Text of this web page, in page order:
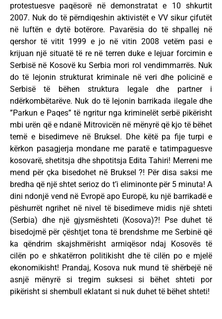
protestuesve paqësorë në demonstratat e 10 shkurtit
2007. Nuk do të përndiqeshin aktivistët e VV sikur çifutët
në luftën e dytë botërore. Pavarësia do të shpallej në
qershor të vitit 1999 e jo në vitin 2008 vetëm pasi e
krijuan një situatë të re në terren duke e lejuar forcimin e
Serbisë në Kosovë ku Serbia mori rol vendimmarrës. Nuk
do të lejonin strukturat kriminale në veri dhe policinë e
Serbisë të bëhen struktura legale dhe partner i
ndërkombëtarëve. Nuk do të lejonin barrikada ilegale dhe
”Parkun e Paqes” të ngritur nga kriminelët serbë pikërisht
mbi urën që e ndanë Mitrovicën në mënyrë që kjo të bëhet
temë e bisedimeve në Bruksel. Dhe këtë pa fije turpi e
kërkon pasagjerja mondane me paratë e tatimpaguesve
kosovarë, shetitsja dhe shpotitsja Edita Tahiri! Merreni me
mend për çka bisedohet në Bruksel ?! Për disa saksi me
bredha që një shtet serioz do t’i eliminonte për 5 minuta! A
dini ndonjë vend në Evropë apo Europë, ku një barrikadë e
pëshurrët ngrihet në nivel të bisedimeve midis një shteti
(Serbia) dhe një gjysmështeti (Kosova)?! Pse duhet të
bisedojmë për çështjet tona të brendshme me Serbinë që
ka qëndrim skajshmërisht armiqësor ndaj Kosovës të
cilën po e shkatërron politikisht dhe të cilën po e mjelë
ekonomikisht! Prandaj, Kosova nuk mund të shërbejë në
asnjë mënyrë si tregim suksesi si bëhet shteti por
pikërisht si shembull eklatant si nuk duhet të bëhet shteti!